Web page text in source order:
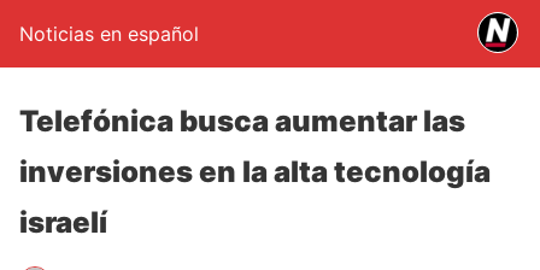
Noticias en español
Telefónica busca aumentar las
inversiones en la alta tecnología
israelí